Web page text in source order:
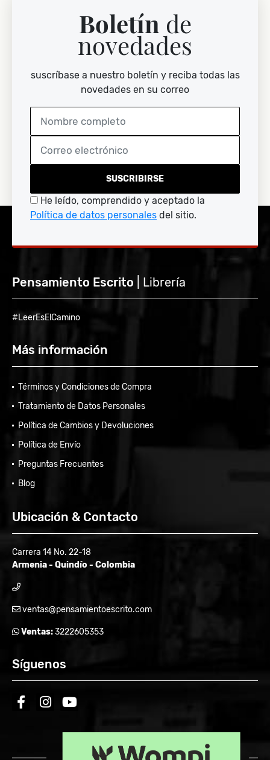
Boletín de
novedades
suscríbase a nuestro boletín y reciba todas las
novedades en su correo
SUSCRIBIRSE
He leído, comprendido y aceptado la
Política de datos personales del sitio.
Pensamiento Escrito | Librería
#LeerEsElCamino
Más información
Términos y Condiciones de Compra
Tratamiento de Datos Personales
Política de Cambios y Devoluciones
Política de Envío
Preguntas Frecuentes
Blog
Ubicación & Contacto
Carrera 14 No. 22-18
Armenia - Quindío - Colombia
ventas@pensamientoescrito.com
Ventas:3222605353
Síguenos
facebookinstagramyoutube